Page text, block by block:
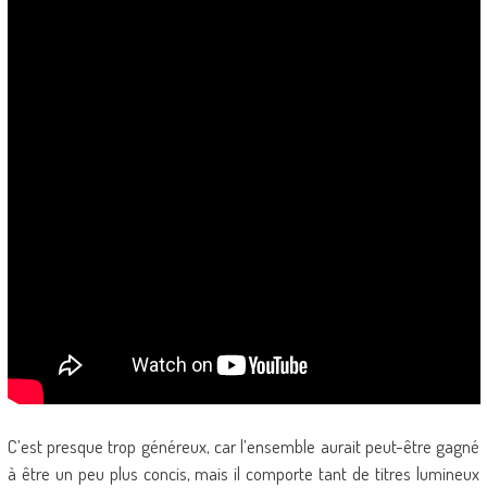
C’est presque trop généreux, car l’ensemble aurait peut-être gagné
à être un peu plus concis, mais il comporte tant de titres lumineux